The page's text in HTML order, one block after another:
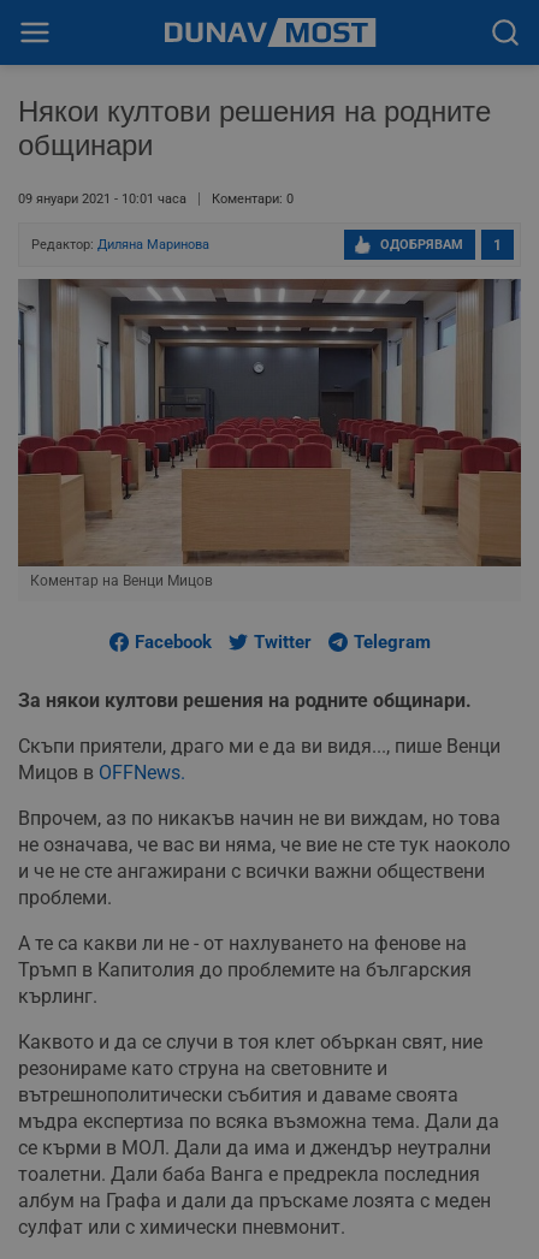
Някои култови решения на родните
общинари
09 януари 2021 - 10:01 часа Коментари: 0
Редактор: Диляна Маринова 1
ОДОБРЯВАМ
Коментар на Венци Мицов
Facebook Twitter Telegram
За някои култови решения на родните общинари.
Скъпи приятели, драго ми е да ви видя..., пише Венци
Мицов в OFFNews.
Впрочем, аз по никакъв начин не ви виждам, но това
не означава, че вас ви няма, че вие не сте тук наоколо
и че не сте ангажирани с всички важни обществени
проблеми.
А те са какви ли не - от нахлуването на фенове на
Тръмп в Капитолия до проблемите на българския
кърлинг.
Каквото и да се случи в тоя клет объркан свят, ние
резонираме като струна на световните и
вътрешнополитически събития и даваме своята
мъдра експертиза по всяка възможна тема. Дали да
се кърми в МОЛ. Дали да има и джендър неутрални
тоалетни. Дали баба Ванга е предрекла последния
албум на Графа и дали да пръскаме лозята с меден
сулфат или с химически пневмонит.